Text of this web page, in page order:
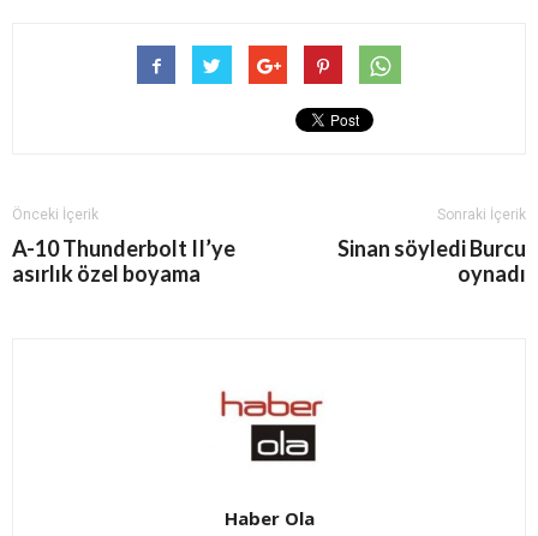
Önceki İçerik
A-10 Thunderbolt II’ye
asırlık özel boyama
Sonraki İçerik
Sinan söyledi Burcu
oynadı
Haber Ola